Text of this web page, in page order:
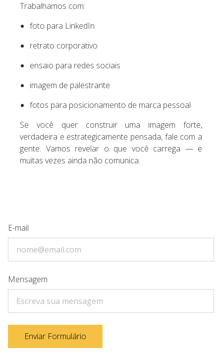
Trabalhamos com:
foto para LinkedIn
retrato corporativo
ensaio para redes sociais
imagem de palestrante
fotos para posicionamento de marca pessoal
Se você quer construir uma imagem forte,
verdadeira e estrategicamente pensada, fale com a
gente. Vamos revelar o que você carrega — e
muitas vezes ainda não comunica.
E-mail
Mensagem
Enviar Formulário